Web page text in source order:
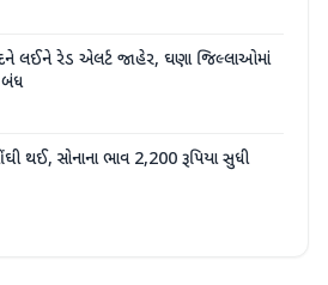
લઈને રેડ એલર્ટ જાહેર, ઘણા જિલ્લાઓમાં
થઈ, સોનાના ભાવ 2,200 રૂપિયા સુધી